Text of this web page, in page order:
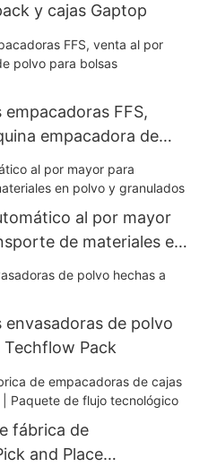
y cajas Gaptop
FFS,
empacadora de
automatizadas
al por mayor
de materiales en
de polvo
Techflow Pack
fábrica de
and Place